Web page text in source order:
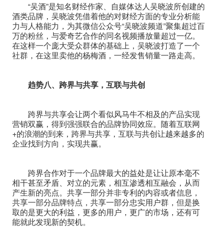
“吴酒”是知名财经作家、自媒体达人吴晓波所创建的
酒类品牌，吴晓波凭借着他的对财经方面的专业分析能
力与人格能力，为其微信公众号“吴晓波频道”聚集超过百
万的粉丝，与爱奇艺合作的同名视频播放量超过一亿。
在这样一个庞大受众群体的基础上，吴晓波打造了一个
社群，在这里卖他的杨梅酒，一经发售销量一路走高。
趋势八、跨界与共享，互联与共创
跨界与共享会让两个看似风马牛不相及的产品实现
营销双赢，得到强强联合的品牌协同效应。随着互联网
+的浪潮的到来，跨界与共享，互联与共创让越来越多的
企业找到方向，实现共赢。
跨界合作对于一个品牌最大的益处是让让原本毫不
相干甚至矛盾、对立的元素，相互渗透相互融会，从而
产生新的亮点。共享一部分并非专利的内容或者信息，
共享一部分品牌特点，共享一部分忠实用户群，但是换
取的是更大的利益，更多的用户，更广的市场，还有可
能就此发现新的契机。